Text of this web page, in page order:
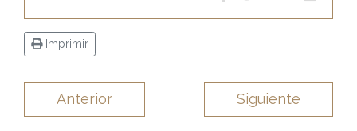
Imprimir
Anterior Siguiente